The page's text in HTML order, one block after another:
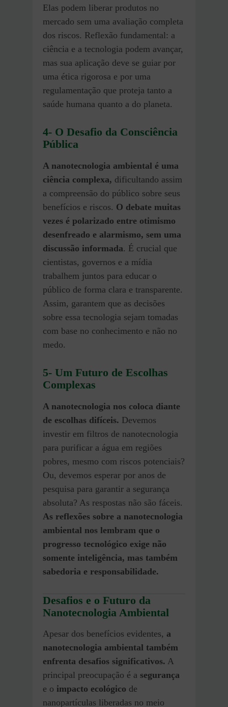
Elas podem liberar produtos no
mercado sem uma avaliação completa
dos riscos. Reflexão fundamental: a
ciência e a tecnologia podem avançar,
mas sua aplicação deve se guiar por
uma ética rigorosa e por uma
regulamentação que proteja tanto a
saúde humana quanto a do planeta.
4- O Desafio da Consciência
Pública
A nanotecnologia ambiental é uma
ciência complexa, dificultando assim
a compreensão do público sobre seus
benefícios e riscos. O debate muitas
vezes é polarizado entre otimismo
desenfreado e alarmismo, sem uma
discussão informada. É crucial que
cientistas, governos e a mídia
trabalhem juntos para educar o
público de forma clara e transparente.
Assim, garantem que as decisões
sobre essa tecnologia sejam tomadas
com base no conhecimento e não no
medo.
5- Um Futuro de Escolhas
Complexas
A nanotecnologia nos coloca diante
de escolhas difíceis. Devemos
investir em filtros de nanotecnologia
para purificar a água em regiões
pobres, mesmo com riscos potenciais?
Ou, devemos esperar por anos de
pesquisa para garantir a segurança
absoluta? As respostas não são fáceis.
As reflexões sobre a nanotecnologia
ambiental nos lembram que o
progresso tecnológico exige não
somente inteligência, mas também
sabedoria e responsabilidade.
Desafios e o Futuro da
Nanotecnologia Ambiental
Apesar dos benefícios evidentes, a
nanotecnologia ambiental também
enfrenta desafios significativos. A
principal preocupação é a segurança
e o impacto ecológico de
nanopartículas liberadas no meio